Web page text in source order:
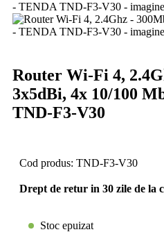
Router Wi-Fi 4,
3x5dBi, 4x 10/100
TND-F3-V30
Cod produs: TND-F3-V30
Drept de retur in 30 zile de la
Stoc epuizat